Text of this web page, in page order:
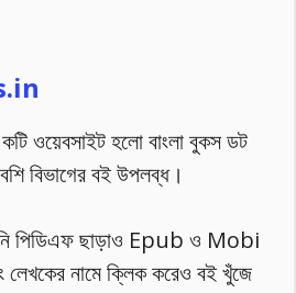
ওয়েবসাইট হলো বাংলা বুকস ডট
বিভাগের বই উপলব্ধ।
পিডিএফ ছাড়াও Epub ও Mobi
লেখকের নামে ক্লিক করেও বই খুঁজে